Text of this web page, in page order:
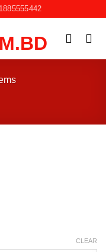
CLEAR